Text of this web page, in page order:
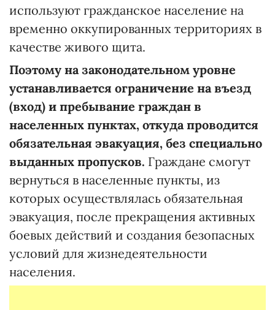
используют гражданское население на
временно оккупированных территориях в
качестве живого щита.
Поэтому на законодательном уровне
устанавливается ограничение на въезд
(вход) и пребывание граждан в
населенных пунктах, откуда проводится
обязательная эвакуация, без специально
выданных пропусков. Граждане смогут
вернуться в населенные пункты, из
которых осуществлялась обязательная
эвакуация, после прекращения активных
боевых действий и создания безопасных
условий для жизнедеятельности
населения.